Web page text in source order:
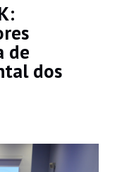
de
dos